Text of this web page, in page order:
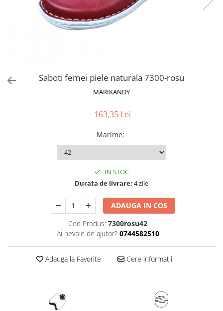
Saboti femei piele naturala 7300-rosu
MARIKANDY
163,35 Lei
Marime:
IN STOC
Durata de livrare: 4 zile
ADAUGA IN COS
Cod Produs: 7300rosu42
Ai nevoie de ajutor? 0744582510
Adauga la Favorite Cere informatii